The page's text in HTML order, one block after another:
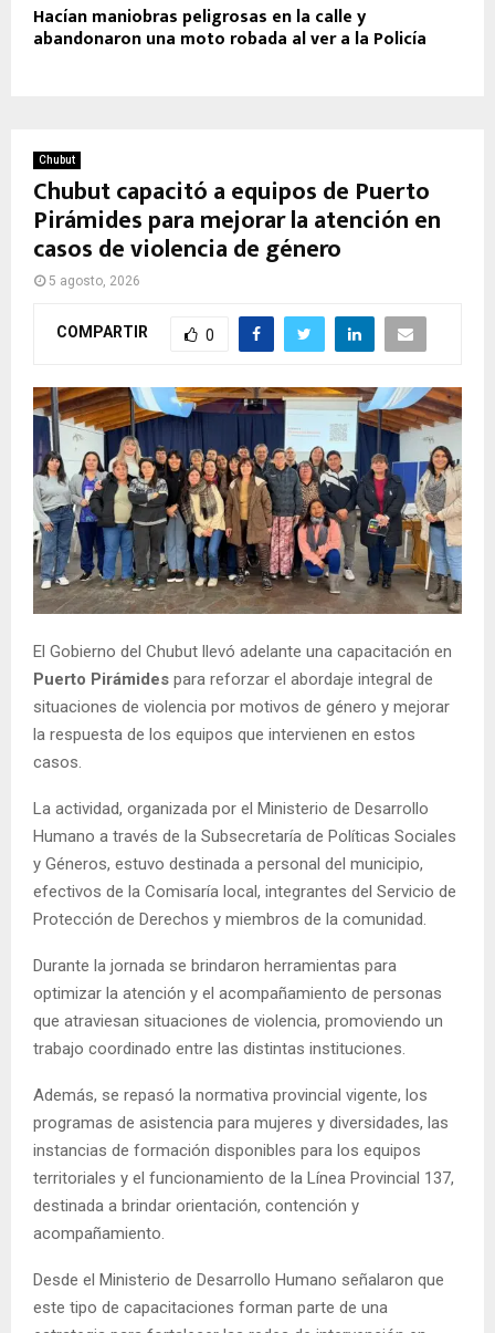
Hacían maniobras peligrosas en la calle y
abandonaron una moto robada al ver a la Policía
Chubut
Chubut capacitó a equipos de Puerto
Pirámides para mejorar la atención en
casos de violencia de género
5 agosto, 2026
COMPARTIR 0
El Gobierno del Chubut llevó adelante una capacitación en
Puerto Pirámides para reforzar el abordaje integral de
situaciones de violencia por motivos de género y mejorar
la respuesta de los equipos que intervienen en estos
casos.
La actividad, organizada por el Ministerio de Desarrollo
Humano a través de la Subsecretaría de Políticas Sociales
y Géneros, estuvo destinada a personal del municipio,
efectivos de la Comisaría local, integrantes del Servicio de
Protección de Derechos y miembros de la comunidad.
Durante la jornada se brindaron herramientas para
optimizar la atención y el acompañamiento de personas
que atraviesan situaciones de violencia, promoviendo un
trabajo coordinado entre las distintas instituciones.
Además, se repasó la normativa provincial vigente, los
programas de asistencia para mujeres y diversidades, las
instancias de formación disponibles para los equipos
territoriales y el funcionamiento de la Línea Provincial 137,
destinada a brindar orientación, contención y
acompañamiento.
Desde el Ministerio de Desarrollo Humano señalaron que
este tipo de capacitaciones forman parte de una